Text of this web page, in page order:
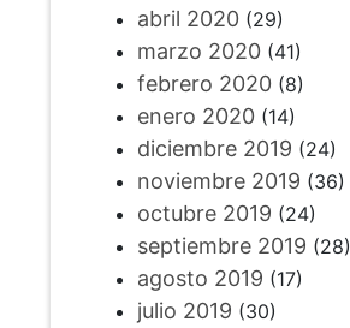
abril 2020(29)
marzo 2020(41)
febrero 2020(8)
enero 2020(14)
diciembre 2019 (24)
noviembre 2019 (36)
octubre 2019 (24)
septiembre 2019 (28)
agosto 2019 (17)
julio 2019 (30)